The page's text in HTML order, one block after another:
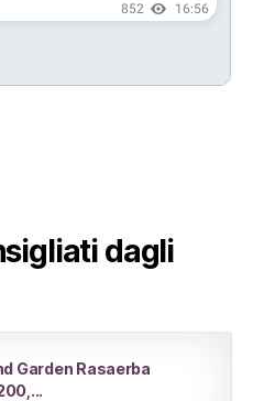
dagli
Garden Rasaerba